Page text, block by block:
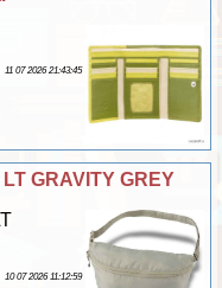
11 07 2026 21:43:45
GRAVITY GREY
10 07 2026 11:12:59